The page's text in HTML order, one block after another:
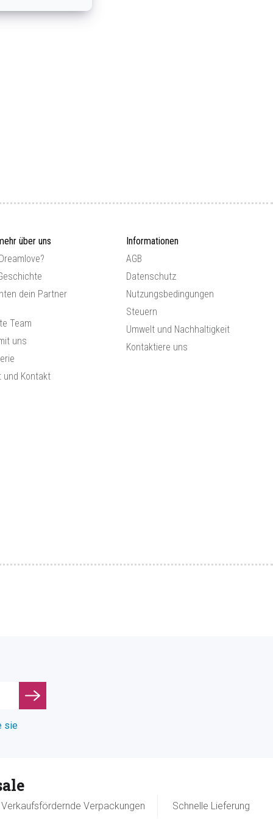
über uns
dein Partner
Team
uns
und Kontakt
Informationen
AGB
Datenschutz
Nutzungsbedingungen
Steuern
Umwelt und Nachhaltigkeit
Kontaktiere uns
sie
Verkaufsfördernde Verpackungen Schnelle Lieferung